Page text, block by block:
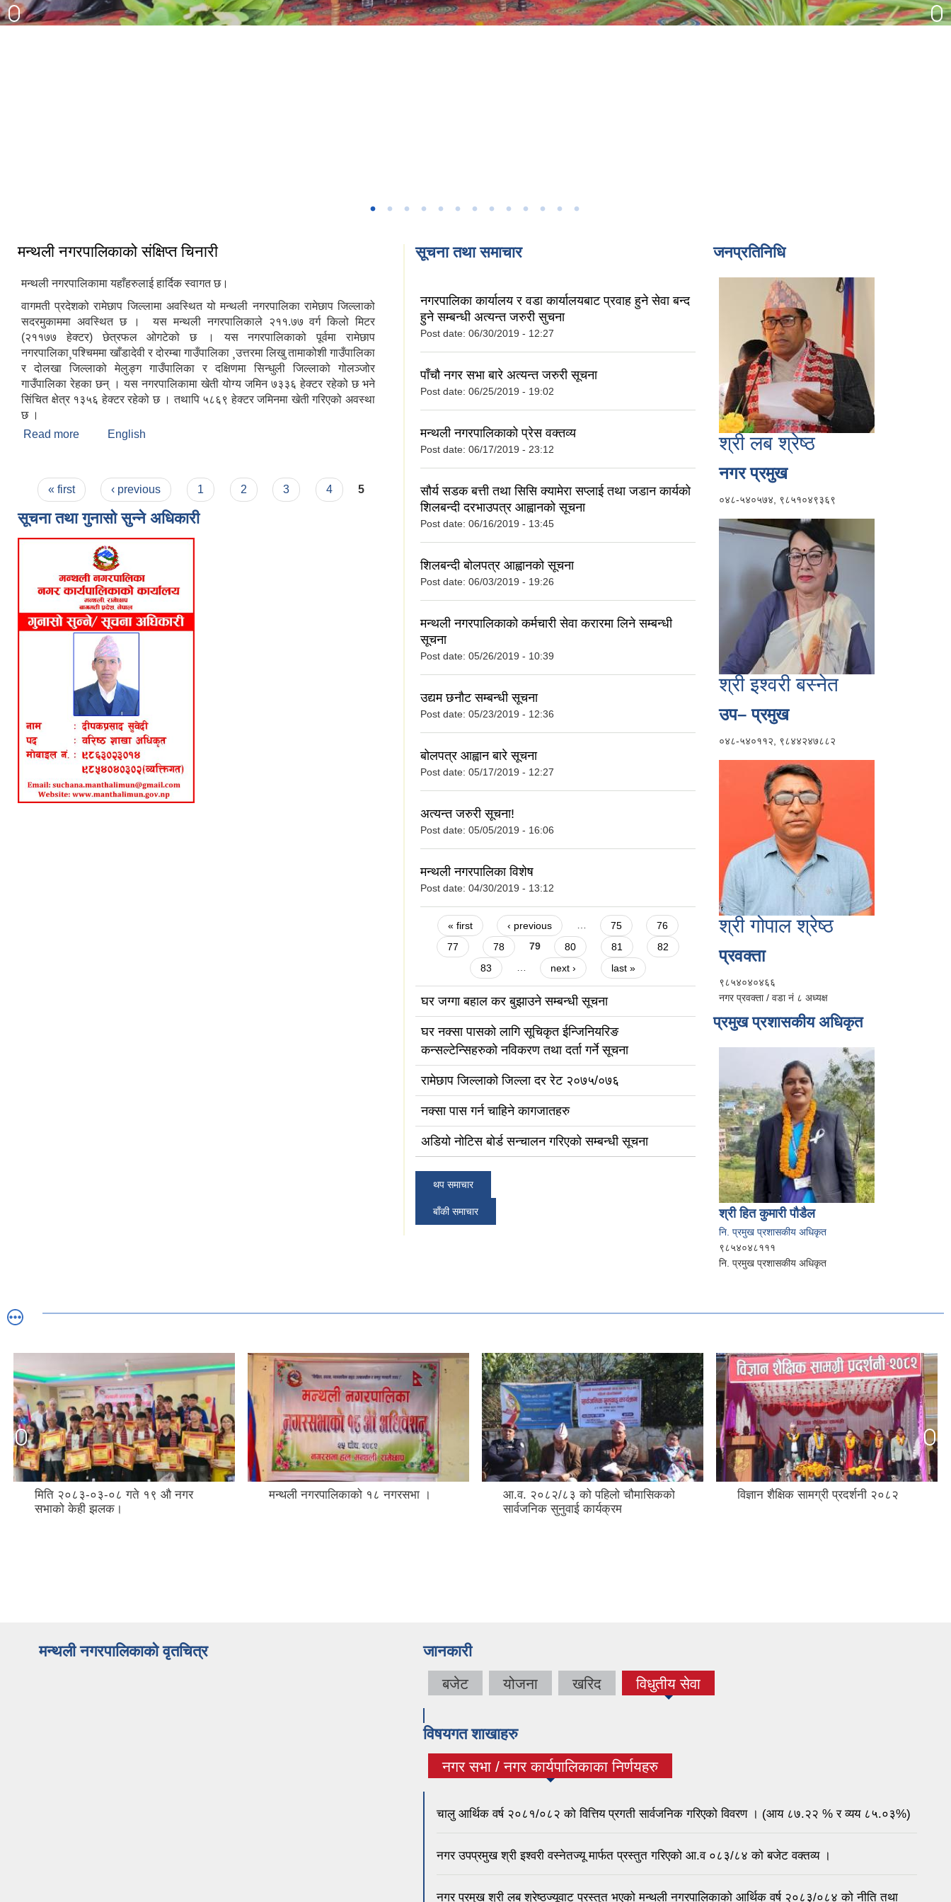
मन्थली नगरपालिकाको संक्षिप्त चिनारी
मन्थली नगरपालिकामा यहाँहरुलाई हार्दिक स्वागत छ।
वागमती प्रदेशको रामेछाप जिल्लामा अवस्थित यो मन्थली नगरपालिका रामेछाप जिल्लाको
सदरमुकाममा अवस्थित छ । यस मन्थली नगरपालिकाले २११.७७ वर्ग किलो मिटर
(२११७७ हेक्टर) छेत्रफल ओगटेको छ । यस नगरपालिकाको पूर्वमा रामेछाप
नगरपालिका¸पश्चिममा खाँडादेवी र दोरम्बा गाउँपालिका ¸उत्तरमा लिखु तामाकोशी गाउँपालिका
र दोलखा जिल्लाको मेलुङ्ग गाउँपालिका र दक्षिणमा सिन्धुली जिल्लाको गोलञ्जोर
गाउँपालिका रेहका छन् । यस नगरपालिकामा खेती योग्य जमिन ७३३६ हेक्टर रहेको छ भने
सिंचित क्षेत्र १३५६ हेक्टर रहेको छ । तथापि ५८६९ हेक्टर जमिनमा खेती गरिएको अवस्था
छ ।
Read more about मन्थली नगरपालिकाको संक्षिप्त चिनारी
English
Pages
« first ‹ previous 1 2 3 4 5
सूचना तथा गुनासो सुन्ने अधिकारी
सूचना तथा समाचार
नगरपालिका कार्यालय र वडा कार्यालयबाट प्रवाह हुने सेवा बन्द
हुने सम्बन्धी अत्यन्त जरुरी सुचना
Post date: 06/30/2019 - 12:27
पाँचौ नगर सभा बारे अत्यन्त जरुरी सूचना
Post date: 06/25/2019 - 19:02
मन्थली नगरपालिकाको प्रेस वक्तव्य
Post date: 06/17/2019 - 23:12
सौर्य सडक बत्ती तथा सिसि क्यामेरा सप्लाई तथा जडान कार्यको
शिलबन्दी दरभाउपत्र आह्वानको सूचना
Post date: 06/16/2019 - 13:45
शिलबन्दी बोलपत्र आह्वानको सूचना
Post date: 06/03/2019 - 19:26
मन्थली नगरपालिकाको कर्मचारी सेवा करारमा लिने सम्बन्धी
सूचना
Post date: 05/26/2019 - 10:39
उद्यम छनौट सम्बन्धी सूचना
Post date: 05/23/2019 - 12:36
बोलपत्र आह्वान बारे सूचना
Post date: 05/17/2019 - 12:27
अत्यन्त जरुरी सूचना!
Post date: 05/05/2019 - 16:06
मन्थली नगरपालिका विशेष
Post date: 04/30/2019 - 13:12
Pages
« first ‹ previous … 75
76
77
78 79 80 81
82
83
… next › last »
घर जग्गा बहाल कर बुझाउने सम्बन्धी सूचना
घर नक्सा पासको लागि सूचिकृत ईन्जिनियरिङ
कन्सल्टेन्सिहरुको नविकरण तथा दर्ता गर्ने सूचना
रामेछाप जिल्लाको जिल्ला दर रेट २०७५/०७६
नक्सा पास गर्न चाहिने कागजातहरु
अडियो नोटिस बोर्ड सन्चालन गरिएको सम्बन्धी सूचना
थप समाचार
बाँकी समाचार
जनप्रतिनिधि
श्री लब श्रेष्ठ
नगर प्रमुख
०४८-५४०५७४, ९८५१०४९३६९
श्री इश्वरी बस्नेत
उप– प्रमुख
०४८-५४०११२, ९८४४२४७८८२
श्री गोपाल श्रेष्ठ
प्रवक्ता
९८५४०४०४६६
नगर प्रवक्ता / वडा नं ८ अध्यक्ष
प्रमुख प्रशासकीय अधिकृत
श्री हित कुमारी पौडैल
नि. प्रमुख प्रशासकीय अधिकृत
९८५४०४८१११
नि. प्रमुख प्रशासकीय अधिकृत
मन्थली नगरपालिकाको १८ नगरसभा ।
आ.व. २०८२/८३ को पहिलो चौमासिकको
विज्ञान शैक्षिक सामग्री प्रदर्शनी २०८२
"प्रविधिको सही प्रयोग गरौः लैङ्गिक हिंसा
मन्थली नगरपालिकाको वृतचित्र जानकारी
बजेट योजना खरिद विधुतीय सेवा
विषयगत शाखाहरु
नगर सभा / नगर कार्यपालिकाका निर्णयहरु
(active tab)
चालु आर्थिक वर्ष २०८१/०८२ को वित्तिय प्रगती सार्वजनिक गरिएको विवरण । (आय ८७.२२ % र व्यय ८५.०३%)
नगर उपप्रमुख श्री इश्वरी वस्नेतज्यू मार्फत प्रस्तुत गरिएको आ.व ०८३/८४ को बजेट वक्तव्य ।
नगर प्रमुख श्री लब श्रेष्ठज्यूवाट प्रस्तुत भएको मन्थली नगरपालिकाको आर्थिक वर्ष २०८३/०८४ को नीति तथा